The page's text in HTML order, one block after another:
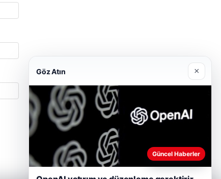
Göz Atın ×
Güncel Haberler